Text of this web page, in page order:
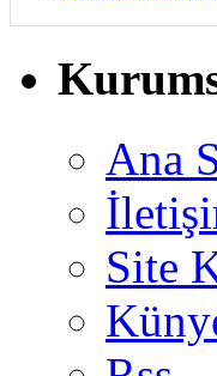
Ana
Site